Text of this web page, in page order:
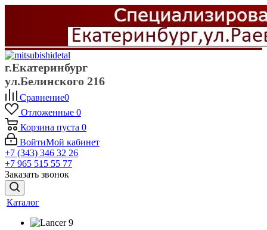
г.Екатеринбург
ул.Белинского 216
Сравнение0
Отложенные 0
Корзина пуста 0
ВойтиМой кабинет
+7 (343) 346 32 26
+7 965 515 55 77
Заказать звонок
Каталог